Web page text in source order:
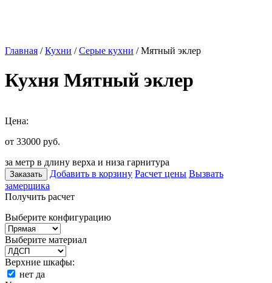
Главная /Кухни /Серые кухни / Мятный эклер
Кухня Мятный эклер
Цена:
от 33000 руб.
за метр в длину верха и низа гарнитура
Заказать Добавить в корзину Расчет цены Вызвать
замерщика
Получить расчет
Выберите конфигурацию
Выберите материал
Верхние шкафы:
нет да